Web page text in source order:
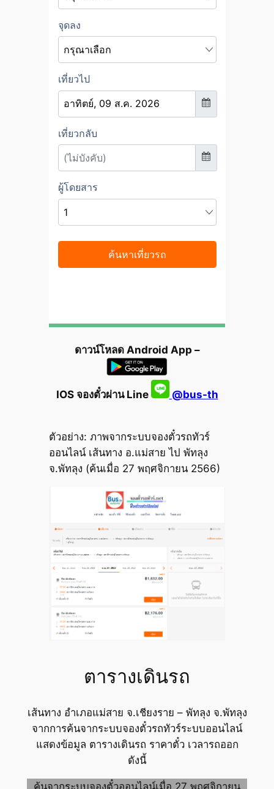
ดาวน์โหลด Android App –
IOS จองตั๋วผ่าน Line @bus-th
ตัวอย่าง: ภาพจากระบบจองตั๋วรถทัวร์
ออนไลน์ เส้นทาง อ.แม่สาย ไป พัทลุง
จ.พัทลุง (ค้นเมื่อ 27 พฤศจิกายน 2566)
ตารางเดินรถ
เส้นทาง อำเภอแม่สาย จ.เชียงราย – พัทลุง จ.พัทลุง
จากการค้นจากระบบจองตั๋วรถทัวร์ระบบออนไลน์
แสดงข้อมูล ตารางเดินรถ ราคาตั๋ว เวลารถออก
ดังนี้
ค้นจากระบบจองตั๋วออนไลน์เมื่อ 27 พฤศจิกายน